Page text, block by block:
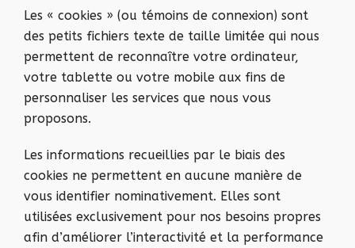
Les « cookies » (ou témoins de connexion) sont
des petits fichiers texte de taille limitée qui nous
permettent de reconnaître votre ordinateur,
votre tablette ou votre mobile aux fins de
personnaliser les services que nous vous
proposons.
Les informations recueillies par le biais des
cookies ne permettent en aucune manière de
vous identifier nominativement. Elles sont
utilisées exclusivement pour nos besoins propres
afin d’améliorer l’interactivité et la performance